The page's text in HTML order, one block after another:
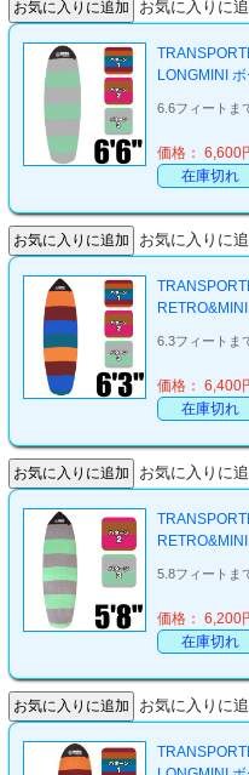
お気に入りに
LONGMINI
6.6フィートま
価格： 6,600
在庫切れ
お気に入りに
6.3フィートま
価格： 6,400
在庫切れ
お気に入りに
5.8フィートま
価格： 6,200
在庫切れ
お気に入りに